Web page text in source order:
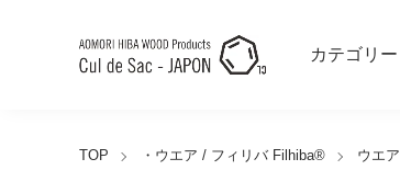
カテゴリー
TOP ・ウエア / フィリバ Filhiba®︎ ウエア